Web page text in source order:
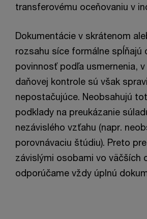
transferovému oceňovaniu v
Dokumentácie v skrátenom
rozsahu síce formálne spĺňajú
povinnosť podľa usmernenia, v
daňovej kontrole sú však
nepostačujúce. Neobsahujú
podklady na preukázanie
nezávislého vzťahu (napr.
porovnávaciu štúdiu). Preto
závislými osobami vo väčších
odporúčame vždy úplnú